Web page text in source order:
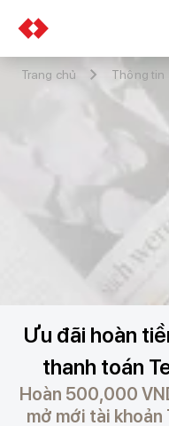
Trang chủ Thông tin
Ưu đãi hoàn
thanh toán
Hoàn 500,000
mở mới tài